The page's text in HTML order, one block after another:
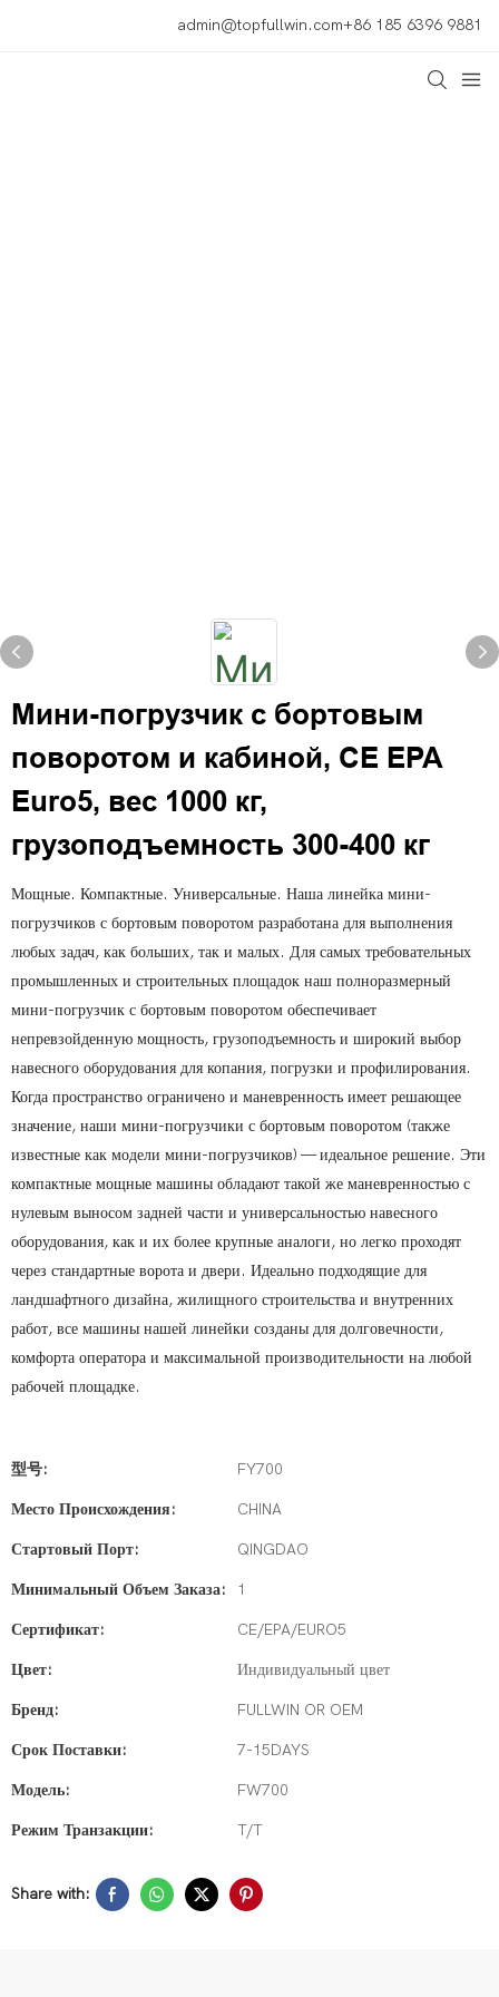
admin@topfullwin.com+86 185 6396 9881
Мини-погрузчик с бортовым
поворотом и кабиной, CE EPA
Euro5, вес 1000 кг,
грузоподъемность 300-400 кг
Мощные. Компактные. Универсальные. Наша линейка мини-
погрузчиков с бортовым поворотом разработана для выполнения
любых задач, как больших, так и малых. Для самых требовательных
промышленных и строительных площадок наш полноразмерный
мини-погрузчик с бортовым поворотом обеспечивает
непревзойденную мощность, грузоподъемность и широкий выбор
навесного оборудования для копания, погрузки и профилирования.
Когда пространство ограничено и маневренность имеет решающее
значение, наши мини-погрузчики с бортовым поворотом (также
известные как модели мини-погрузчиков) — идеальное решение. Эти
компактные мощные машины обладают такой же маневренностью с
нулевым выносом задней части и универсальностью навесного
оборудования, как и их более крупные аналоги, но легко проходят
через стандартные ворота и двери. Идеально подходящие для
ландшафтного дизайна, жилищного строительства и внутренних
работ, все машины нашей линейки созданы для долговечности,
комфорта оператора и максимальной производительности на любой
рабочей площадке.
型号: FY700
Место Происхождения: CHINA
Стартовый Порт: QINGDAO
Минимальный Объем Заказа: 1
Сертификат: CE/EPA/EURO5
Цвет: Индивидуальный цвет
Бренд: FULLWIN OR OEM
Срок Поставки: 7-15DAYS
Модель: FW700
Режим Транзакции: T/T
Share with: